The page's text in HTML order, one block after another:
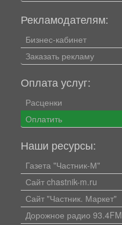
Рекламодателям:
Бизнес-кабинет
Заказать рекламу
Оплата услуг:
Расценки
Оплатить
Наши ресурсы:
Газета "Частник-М"
Сайт chastnik-m.ru
Сайт "Частник. Маркет"
Дорожное радио 93.4FM